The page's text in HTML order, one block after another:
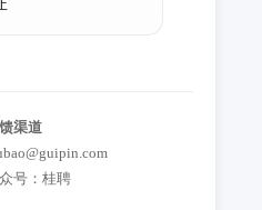
渠道
号：桂聘